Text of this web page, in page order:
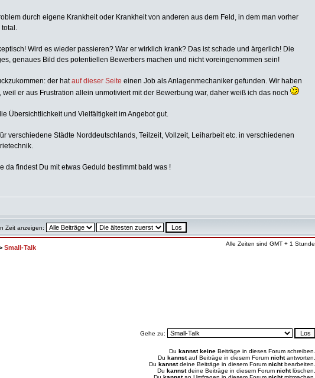
durch eigene Krankheit oder Krankheit von anderen aus dem Feld, in dem man vorher
total.
Wird es wieder passieren? War er wirklich krank? Das ist schade und ärgerlich! Die
genaues Bild des potentiellen Bewerbers machen und nicht voreingenommen sein!
der hatauf dieser Seite einen Job als Anlagenmechaniker gefunden. Wir haben
er aus Frustration allein unmotiviert mit der Bewerbung war, daher weiß ich das noch
Übersichtlichkeit und Vielfältigkeit im Angebot gut.
verschiedene Städte Norddeutschlands, Teilzeit, Vollzeit, Leiharbeit etc. in verschiedenen
da findest Du mit etwas Geduld bestimmt bald was !
Zeit anzeigen:
Small-Talk
Alle Zeiten sind GMT + 1 Stunde
Gehe zu:
Du kannst keine Beiträge in dieses Forum schreiben.
Du kannstauf Beiträge in diesem Forum nichtantworten.
Du kannstdeine Beiträge in diesem Forum nichtbearbeiten.
Du kannstdeine Beiträge in diesem Forum nichtlöschen.